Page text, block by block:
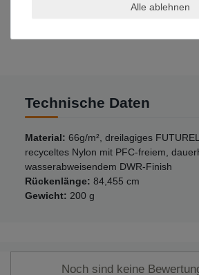
Rückseite und vorgespanntem,
Technische Daten
Material: 66g/m², dreilagiges
recyceltes Nylon mit PFC-freiem,
wasserabweisendem DWR-Finish
Rückenlänge: 84,455 cm
Gewicht: 200 g
Noch sind keine
Alle ablehnen